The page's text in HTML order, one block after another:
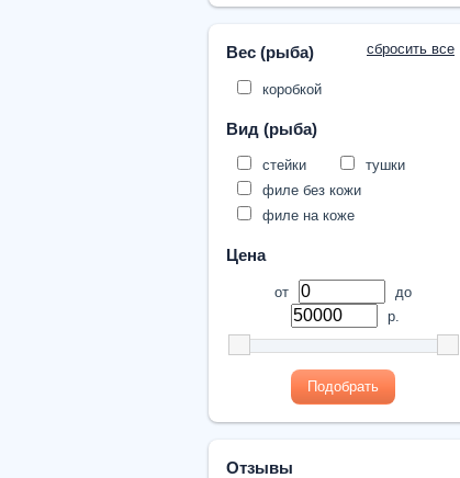
сбросить все
Вес (рыба)
коробкой
Вид (рыба)
стейки
тушки
филе без кожи
филе на коже
Цена
от
до
р.
Подобрать
Отзывы